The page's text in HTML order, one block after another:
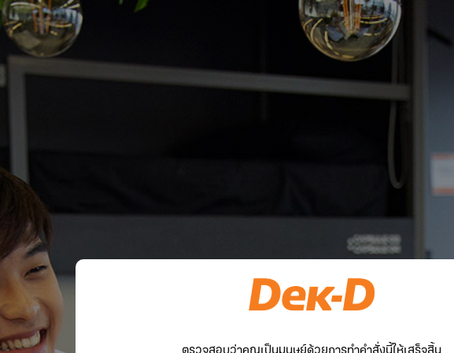
ตรวจสอบว่าคุณเป็นมนุษย์ด้วยการทำคำสั่งนี้ให้เสร็จสิ้น